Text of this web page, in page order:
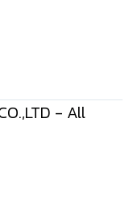
- All